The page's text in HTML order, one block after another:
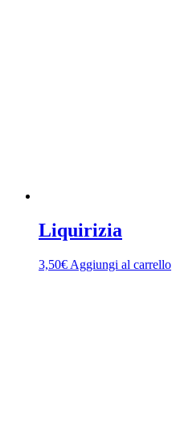
Liquirizia
3,50€ Aggiungi al carrello